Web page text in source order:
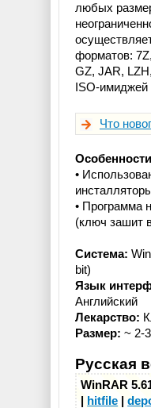
любых
форматов:
GZ, JAR,
ISO-имиджей
Что
•
• Программа
(ключ зашит
Система:
bit)
Язык
Английский
Лекарство:
Размер: ~ 2-
Русская
WinRAR
| hitfile |